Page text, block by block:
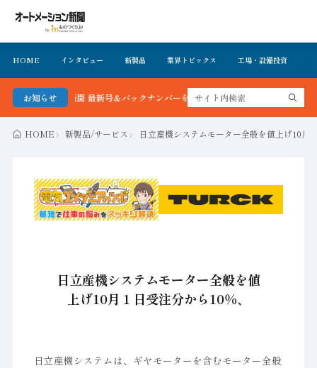
HOME インタビュー 新製品 業界トピックス 工場・設備投資
お知らせ
ション新聞 最新号＆バックナンバーを無料で公開中 詳細はこちら
HOME 新製品/サービス 日立産機システムモーター全般を値上げ10月
日立産機システムモーター全般を値
上げ10月１日受注分から10％、
日立産機システムは、ギヤモーターを含むモーター全般